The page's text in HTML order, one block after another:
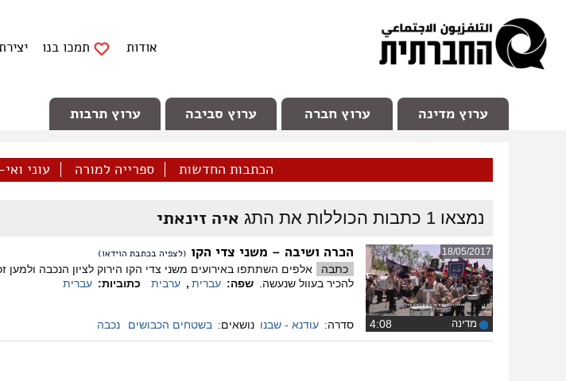
אודות תמכו בנו
ערוץ מדינה ערוץ חברה ערוץ סביבה ערוץ תרבות
הכתבות החדשות ספרייה למורה עוני
נמצאו 1 כתבות הכוללות את התג איה זינאתי
18/05/2017
מדינה
הכרה ושיבה – משני צדי הקו (לצפיה בכתבת הוידאו)
כתבה
אלפים השתתפו באירועים משני צדי הקו הירוק לציון הנכבה
להכיר בעוול שנעשה.
שפה: עברית , ערבית כתוביות: עברית
סדרה: עודנא - שבנו נושאים: בשטחים הכבושים נכבה